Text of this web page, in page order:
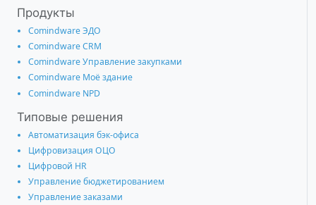
Продукты
Comindware ЭДО
Comindware CRM
Comindware Управление закупками
Comindware Моё здание
Comindware NPD
Типовые решения
Автоматизация бэк-офиса
Цифровизация ОЦО
Цифровой HR
Управление бюджетированием
Управление заказами